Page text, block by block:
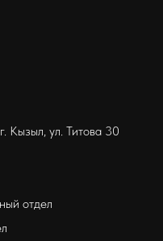
Кызыл, ул. Титова 30
отдел